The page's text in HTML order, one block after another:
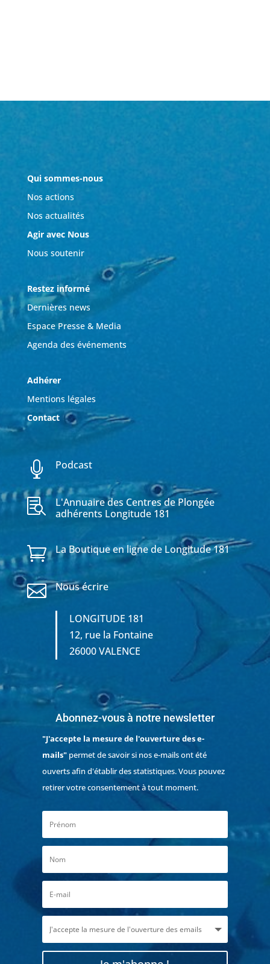
Qui sommes-nous
Nos actions
Nos actualités
Agir avec Nous
Nous soutenir
Restez informé
Dernières news
Espace Presse & Media
Agenda des événements
Adhérer
Mentions légales
Contact
 Podcast

L'Annuaire des Centres de Plongée
adhérents Longitude 181
 La Boutique en ligne de Longitude 181
 Nous écrire
LONGITUDE 181
12, rue la Fontaine
26000 VALENCE
Abonnez-vous à notre newsletter
"J'accepte la mesure de l'ouverture des e-
mails"permet de savoir si nos e-mails ont été
ouverts afin d'établir des statistiques. Vous pouvez
retirer votre consentement à tout moment.